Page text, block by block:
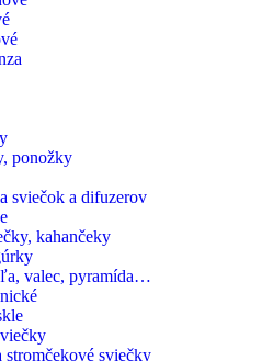
ponožky
sviečok a difuzerov
kahančeky
valec, pyramída…
stromčekové sviečky